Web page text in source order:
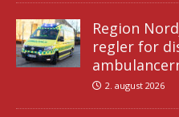
Region
regler for
2. august 2026